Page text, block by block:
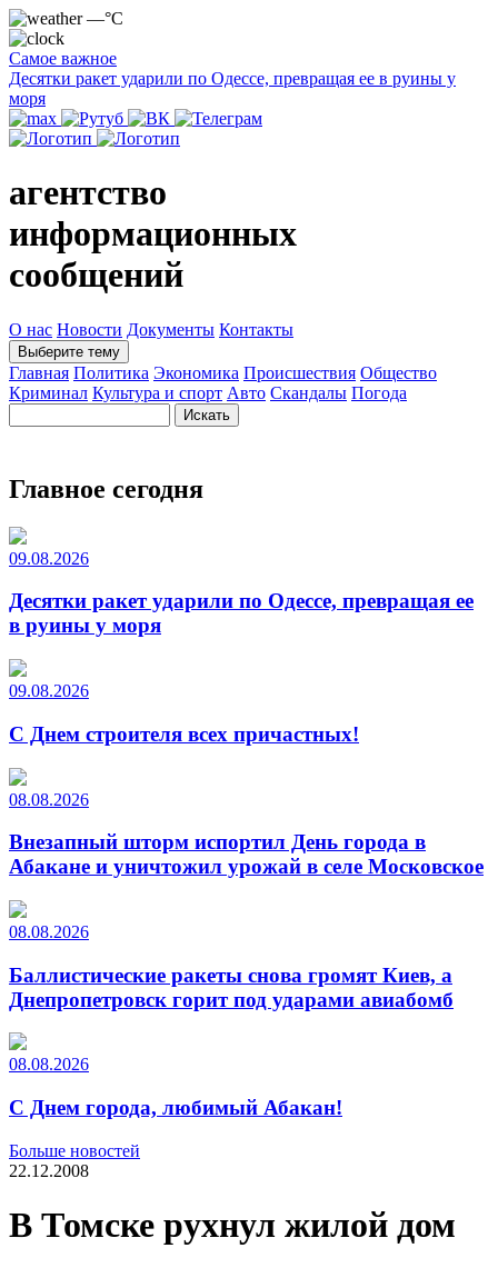
—°C
Самое важное
Десятки ракет ударили по Одессе, превращая ее в руины у
моря
агентство
информационных
сообщений
О нас Новости Документы Контакты
Выберите тему
Главная Политика Экономика Происшествия Общество
Криминал Культура и спорт Авто Скандалы Погода
Главное сегодня
09.08.2026
Десятки ракет ударили по Одессе, превращая ее
в руины у моря
09.08.2026
С Днем строителя всех причастных!
08.08.2026
Внезапный шторм испортил День города в
Абакане и уничтожил урожай в селе Московское
08.08.2026
Баллистические ракеты снова громят Киев, а
Днепропетровск горит под ударами авиабомб
08.08.2026
С Днем города, любимый Абакан!
Больше новостей
22.12.2008
В Томске рухнул жилой дом